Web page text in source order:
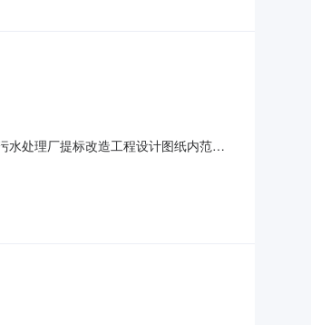
水处理厂提标改造工程设计图纸内范围
拾壹万陆仟贰佰壹拾伍元玖角叁分小